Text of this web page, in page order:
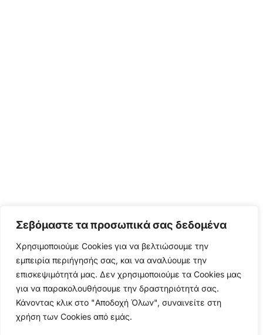
Σεβόμαστε τα προσωπικά σας δεδομένα
Χρησιμοποιούμε Cookies για να βελτιώσουμε την
εμπειρία περιήγησής σας, και να αναλύουμε την
επισκεψιμότητά μας. Δεν χρησιμοποιούμε τα Cookies μας
για να παρακολουθήσουμε την δραστηριότητά σας.
Κάνοντας κλικ στο "Αποδοχή Όλων", συναινείτε στη
χρήση των Cookies από εμάς.